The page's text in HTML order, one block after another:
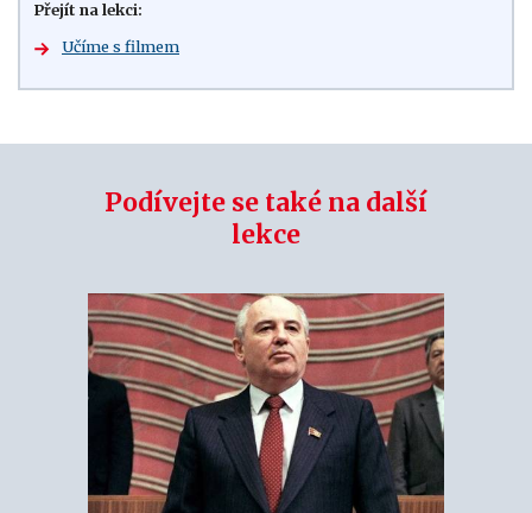
Přejít na lekci:
Učíme s filmem
Podívejte se také na další
lekce